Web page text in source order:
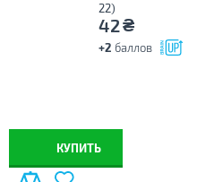
22)
42₴
+2 баллов
КУПИТЬ